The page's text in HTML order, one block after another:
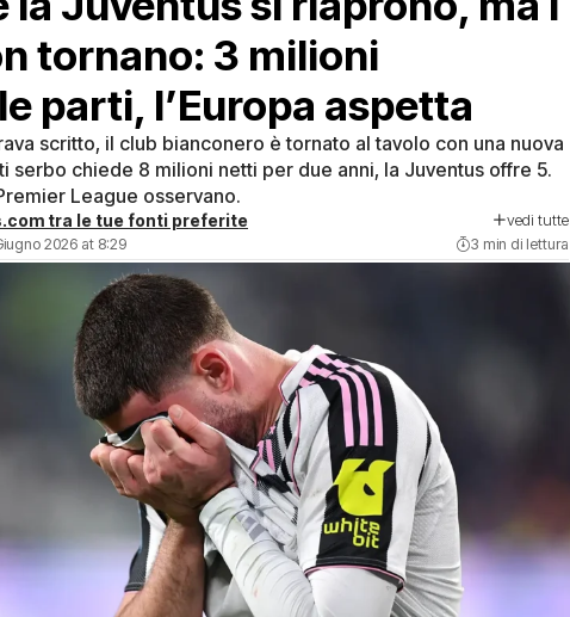
tornano: 3 milioni
parti, l’Europa aspetta
scritto, il club bianconero è tornato al tavolo con una nuova
serbo chiede 8 milioni netti per due anni, la Juventus offre 5.
League osservano.
tra le tue fonti preferite vedi tutte
2026 at 8:29 3 min di lettura